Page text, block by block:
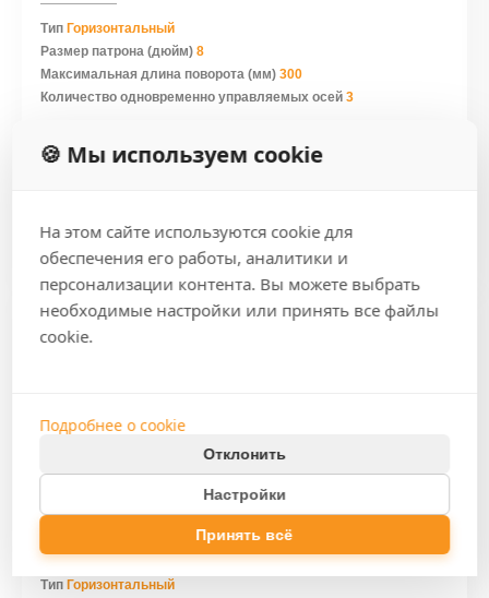
Тип Горизонтальный
Размер патрона (дюйм) 8
Максимальная длина поворота (мм) 300
Количество одновременно управляемых осей 3
Оставить заявку
Тип Горизонтальный
🍪 Мы используем cookie
На этом сайте используются cookie для
обеспечения его работы, аналитики и
персонализации контента. Вы можете выбрать
необходимые настройки или принять все файлы
cookie.
Подробнее о cookie
Отклонить
Настройки
Принять всё